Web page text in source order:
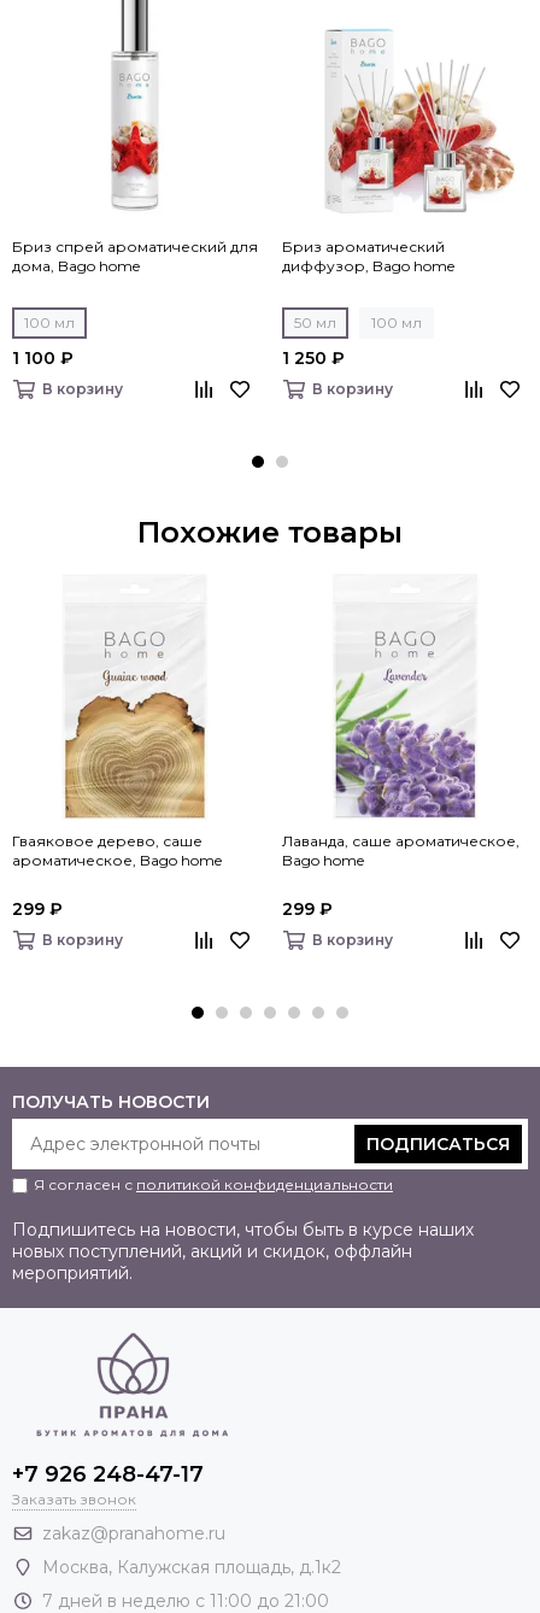
Бриз спрей ароматический для
дома, Bago home
100 мл
1 100 ₽
В корзину
Бриз ароматический
диффузор, Bago home
50 мл 100 мл
1 250 ₽
В корзину
Похожие товары
Гваяковое дерево, саше
ароматическое, Bago home
299 ₽
В корзину
Лаванда, саше ароматическое,
Bago home
299 ₽
В корзину
ПОЛУЧАТЬ НОВОСТИ
ПОДПИСАТЬСЯ
Я согласен с политикой конфиденциальности
Подпишитесь на новости, чтобы быть в курсе наших
новых поступлений, акций и скидок, оффлайн
мероприятий.
+7 926 248-47-17
Заказать звонок
zakaz@pranahome.ru
Москва, Калужская площадь, д.1к2
7 дней в неделю с 11:00 до 21:00